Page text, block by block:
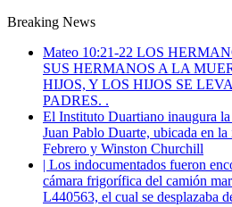
Breaking News
Mateo 10:21-22 LOS
SUS HERMANOS A LA
HIJOS, Y LOS HIJOS SE
PADRES. .
El Instituto Duartiano inaugura la
Juan Pablo Duarte, ubicada en
Febrero y Winston Churchill
| Los indocumentados fueron
cámara frigorífica del camión
L440563, el cual se desplazaba